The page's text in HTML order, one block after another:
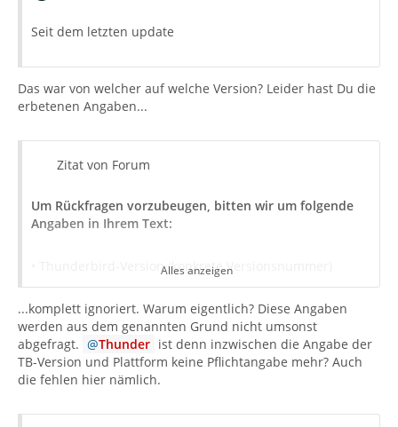
Seit dem letzten update
Das war von welcher auf welche Version? Leider hast Du die
erbetenen Angaben...
Zitat von Forum
Um Rückfragen vorzubeugen, bitten wir um folgende
Angaben in Ihrem Text:
• Thunderbird-Version (konkrete Versionsnummer)
• Betriebssystem + Version
• Kontenart (POP / IMAP)
Alles anzeigen
...komplett ignoriert. Warum eigentlich? Diese Angaben
werden aus dem genannten Grund nicht umsonst
abgefragt.
Thunder ist denn inzwischen die Angabe der
TB-Version und Plattform keine Pflichtangabe mehr? Auch
die fehlen hier nämlich.